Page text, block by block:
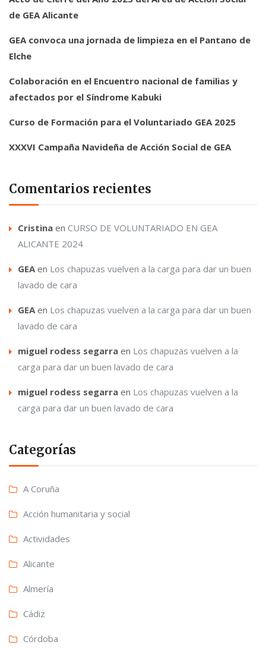
de GEA Alicante
GEA convoca una jornada de limpieza en el Pantano de
Elche
Colaboración en el Encuentro nacional de familias y
afectados por el Síndrome Kabuki
Curso de Formación para el Voluntariado GEA 2025
XXXVI Campaña Navideña de Acción Social de GEA
Comentarios recientes
Cristina en CURSO DE VOLUNTARIADO EN GEA
ALICANTE 2024
GEA en Los chapuzas vuelven a la carga para dar un buen
lavado de cara
GEA en Los chapuzas vuelven a la carga para dar un buen
lavado de cara
miguel rodess segarra en Los chapuzas vuelven a la
carga para dar un buen lavado de cara
miguel rodess segarra en Los chapuzas vuelven a la
carga para dar un buen lavado de cara
Categorías
A Coruña
Acción humanitaria y social
Actividades
Alicante
Almería
Cádiz
Córdoba